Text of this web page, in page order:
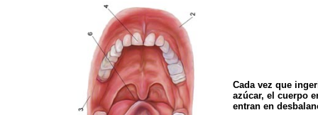
Cada vez que
azúcar, el cuerpo
entran en